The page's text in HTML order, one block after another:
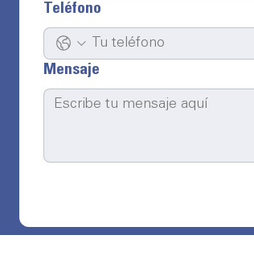
Teléfono
Mensaje